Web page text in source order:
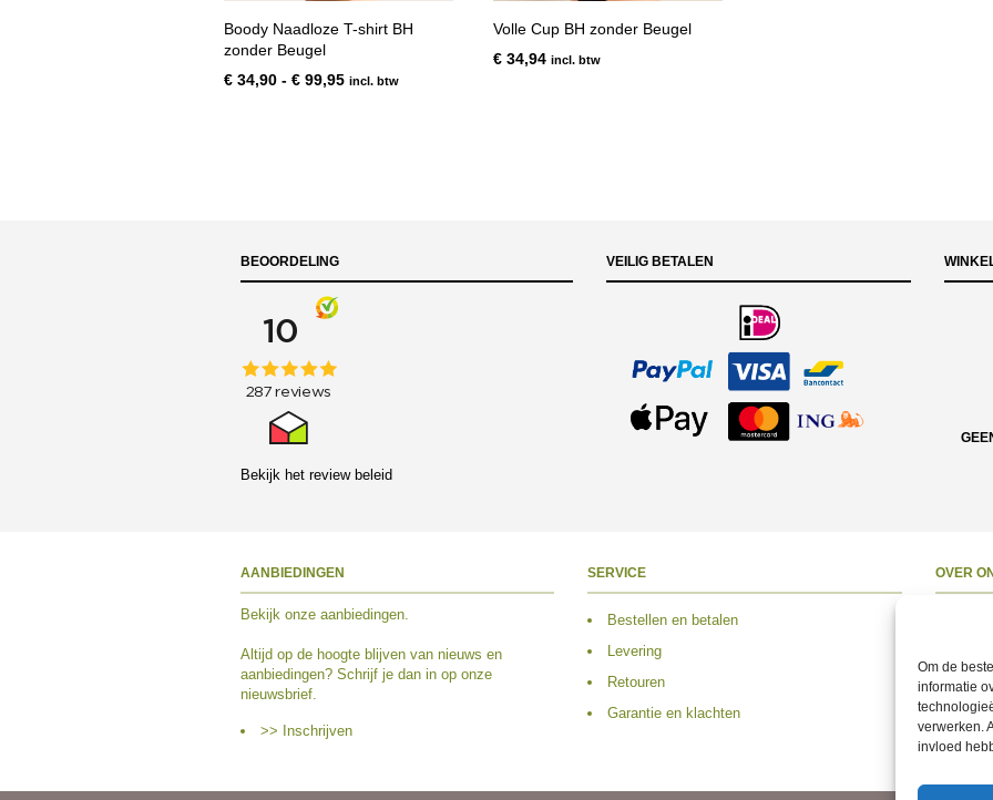
Om de
informatie
verwerken.
invloed
Boody Naadloze T-shirt BH
zonder Beugel
€ 34,90 - € 99,95Prijsklasse:
incl. btw
Volle Cup BH zonder Beugel
€34,94 incl. btw
BEOORDELING
Bekijk het review beleid
VEILIG BETALEN
AANBIEDINGEN
Bekijk onze aanbiedingen.
Altijd op de hoogte blijven van nieuws en
aanbiedingen? Schrijf je dan in op onze
nieuwsbrief.
>> Inschrijven
SERVICE
Bestellen en betalen
Levering
Retouren
Garantie en klachten
OVER
Volg